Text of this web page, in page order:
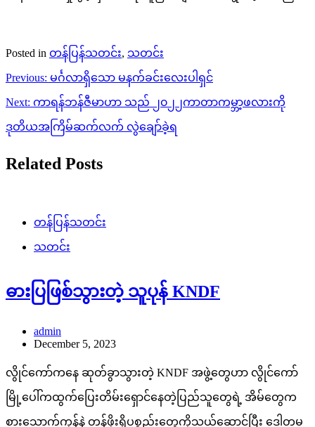
Posted in တန်ပြန်သတင်း, သတင်း
Post
navigation
Previous: မင်္ဂလာရှိသော မနက်ခင်းလေးပါရှင်
Next: ကာရန်ဘန်ဇီမာဟာ သည် ၂၀၂၂ကာတာကမ္ဘာ့ဖလားကို
ဒုတိယအကြိမ်ဆက်လက် လွဲချော်ခဲ့ရ
Related Posts
တန်ပြန်သတင်း
သတင်း
ဓားပြဖြစ်သွားတဲ့ သူပုန် KNDF
admin
December 5, 2023
လွိုင်ကော်ကနေ ဆုတ်ခွာသွားတဲ့ KNDF အဖွဲ့တွေဟာ လွိုင်ကော်
မြို့ပေါ်ကထွက်ပြေးတိမ်းရှောင်နေတဲ့ပြည်သူတွေရဲ့ အိမ်တွေက
စားသောက်ကုန်နဲ့ တန်ဖိုးရှိပစ္စည်းတွေကိုသယ်ဆောင်ပြီး ဒေါတမ